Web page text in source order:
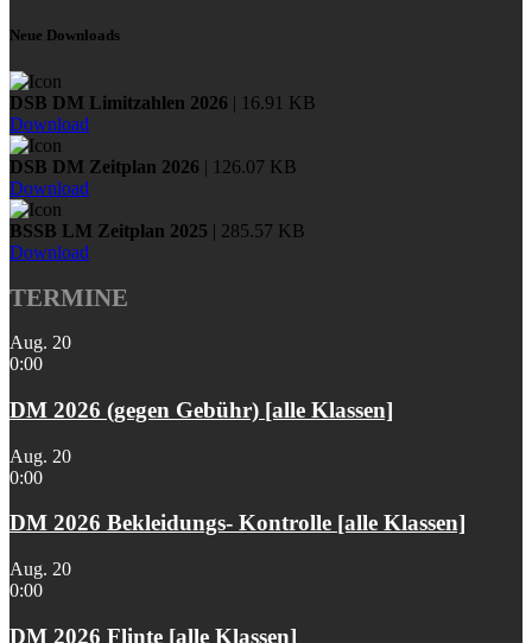
Neue Downloads
DSB DM Limitzahlen 2026 | 16.91 KB
Download
DSB DM Zeitplan 2026 | 126.07 KB
Download
BSSB LM Zeitplan 2025 | 285.57 KB
Download
TERMINE
Aug. 20
0:00
DM 2026 (gegen Gebühr) [alle Klassen]
Aug. 20
0:00
DM 2026 Bekleidungs- Kontrolle [alle Klassen]
Aug. 20
0:00
DM 2026 Flinte [alle Klassen]